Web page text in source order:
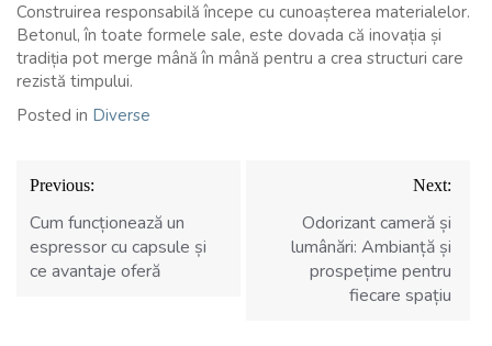
Construirea responsabilă începe cu cunoașterea materialelor.
Betonul, în toate formele sale, este dovada că inovația și
tradiția pot merge mână în mână pentru a crea structuri care
rezistă timpului.
Posted in Diverse
Navigare
în
articole
Previous:
Cum funcționează un
espressor cu capsule și
ce avantaje oferă
Next:
Odorizant cameră și
lumânări: Ambianță și
prospețime pentru
fiecare spațiu